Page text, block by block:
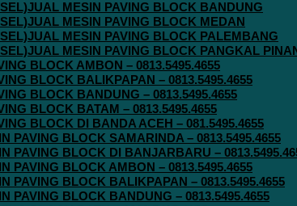
MESIN PAVING BLOCK BANDUNG
MESIN PAVING BLOCK MEDAN
MESIN PAVING BLOCK PALEMBANG
MESIN PAVING BLOCK PANGKAL
BLOCK AMBON – 0813.5495.4655
BLOCK BALIKPAPAN – 0813.5495.4655
BLOCK BANDUNG – 0813.5495.4655
BLOCK BATAM – 0813.5495.4655
BLOCK DI BANDA ACEH – 081.5495.4655
PAVING BLOCK SAMARINDA – 0813.5495.4655
PAVING BLOCK DI BANJARBARU –
PAVING BLOCK AMBON – 0813.5495.4655
PAVING BLOCK BALIKPAPAN – 0813.5495.4655
PAVING BLOCK BANDUNG – 0813.5495.4655